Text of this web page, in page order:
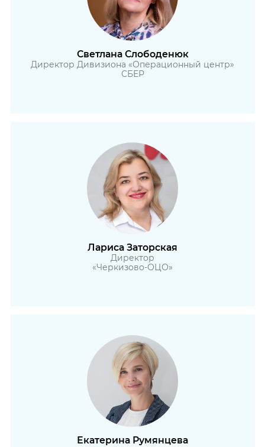
Светлана Слободенюк
Директор Дивизиона «Операционный центр»
СБЕР
Лариса Заторская
Директор
«Черкизово-ОЦО»
Екатерина Румянцева